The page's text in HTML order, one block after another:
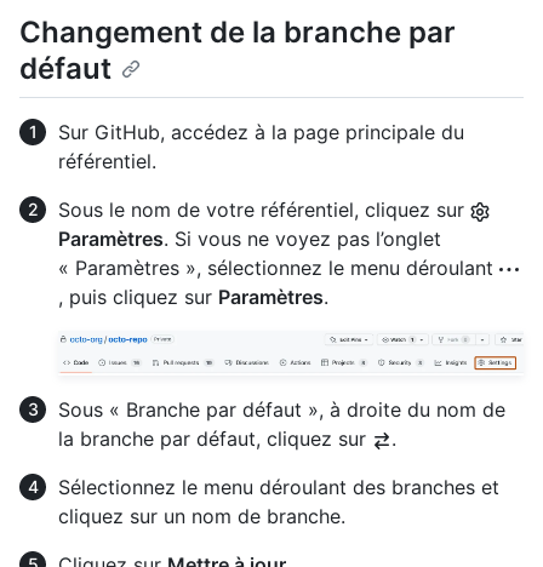
Changement de la branche par
défaut
Sur GitHub, accédez à la page principale du
référentiel.
Sous le nom de votre référentiel, cliquez sur
Paramètres. Si vous ne voyez pas l’onglet
« Paramètres », sélectionnez le menu déroulant
, puis cliquez sur Paramètres.
Sous « Branche par défaut », à droite du nom de
la branche par défaut, cliquez sur
.
Sélectionnez le menu déroulant des branches et
cliquez sur un nom de branche.